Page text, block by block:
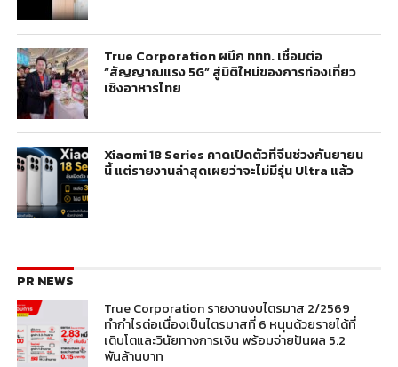
True Corporation ผนึก ททท. เชื่อมต่อ
“สัญญาณแรง 5G” สู่มิติใหม่ของการท่องเที่ยว
เชิงอาหารไทย
Xiaomi 18 Series คาดเปิดตัวที่จีนช่วงกันยายน
นี้ แต่รายงานล่าสุดเผยว่าจะไม่มีรุ่น Ultra แล้ว
PR NEWS
True Corporation รายงานงบไตรมาส 2/2569
ทำกำไรต่อเนื่องเป็นไตรมาสที่ 6 หนุนด้วยรายได้ที่
เติบโตและวินัยทางการเงิน พร้อมจ่ายปันผล 5.2
พันล้านบาท